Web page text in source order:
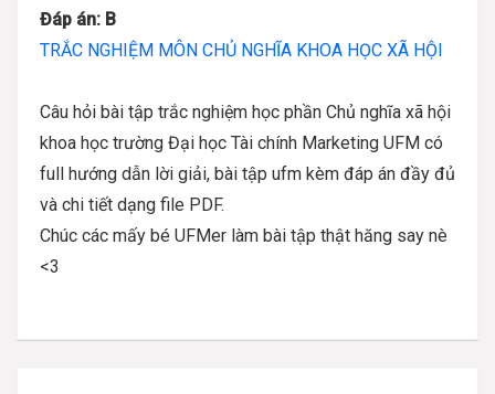
Đáp án: B
TRẮC NGHIỆM MÔN CHỦ NGHĨA KHOA HỌC XÃ HỘI
Câu hỏi bài tập trắc nghiệm học phần Chủ nghĩa xã hội
khoa học trường Đại học Tài chính Marketing UFM có
full hướng dẫn lời giải, bài tập ufm kèm đáp án đầy đủ
và chi tiết dạng file PDF.
Chúc các mấy bé UFMer làm bài tập thật hăng say nè
<3